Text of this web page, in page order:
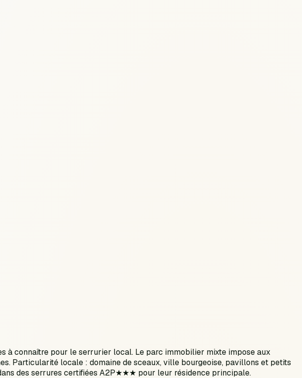
à connaître pour le serrurier local. Le parc immobilier mixte impose aux
Particularité locale : domaine de sceaux, ville bourgeoise, pavillons et petits
des serrures certifiées A2P★★★ pour leur résidence principale.